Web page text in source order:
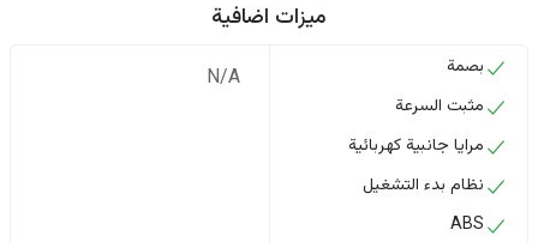
ميزات اضافية
بصمة
مثبت السرعة
مرايا جانبية كهربائية
نظام بدء التشغيل
ABS
N/A